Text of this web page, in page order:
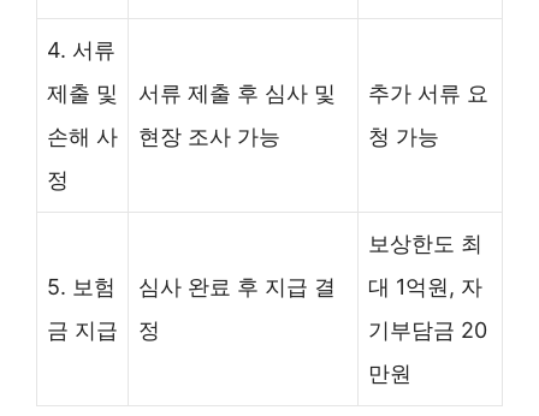
4. 서류
제출 및
손해 사
정
서류 제출 후 심사 및
현장 조사 가능
추가 서류 요
청 가능
5. 보험
금 지급
심사 완료 후 지급 결
정
보상한도 최
대 1억원, 자
기부담금 20
만원